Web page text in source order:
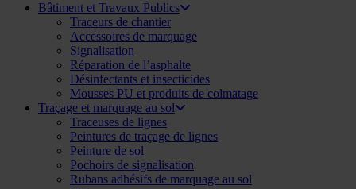
Bâtiment et Travaux Publics
Traceurs de chantier
Accessoires de marquage
Signalisation
Réparation de l’asphalte
Désinfectants et insecticides
Mousses PU et produits de colmatage
Traçage et marquage au sol
Traceuses de lignes
Peintures de traçage de lignes
Peinture de sol
Pochoirs de signalisation
Rubans adhésifs de marquage au sol